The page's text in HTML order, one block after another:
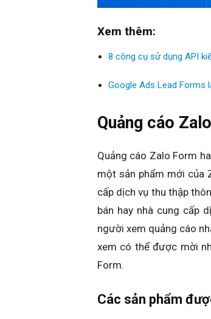
Xem thêm:
8 công cụ sử dụng API
Google Ads Lead Forms
Quảng cáo
Quảng cáo Zalo Form
một sản phẩm mới của
cấp dịch vụ thu thập
bán hay nhà cung cấp
người xem quảng cáo
xem có thể được mời
Form.
Các sản phẩm